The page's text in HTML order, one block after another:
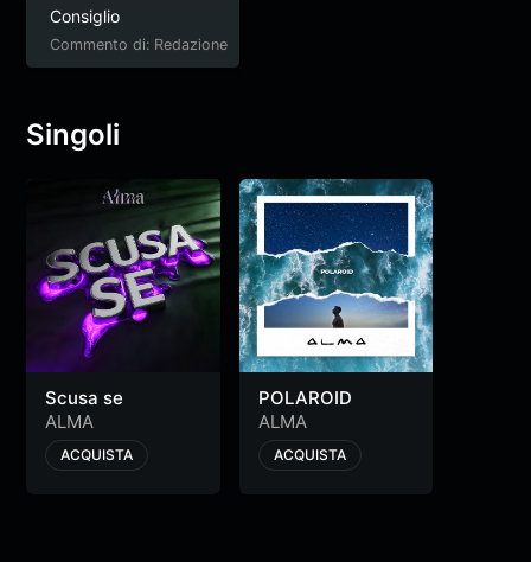
Consiglio
Commento di: Redazione
Singoli
Scusa se
ALMA
ACQUISTA
POLAROID
ALMA
ACQUISTA